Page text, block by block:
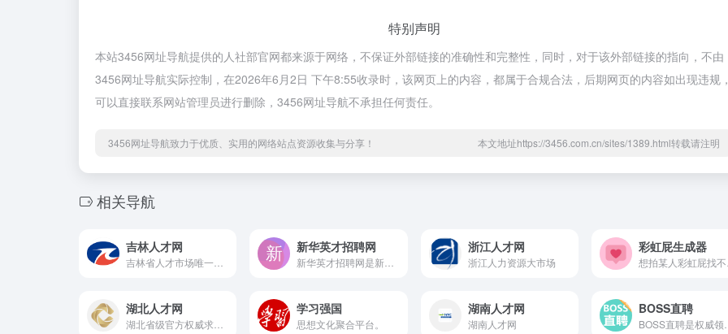
特别声明
本站3456网址导航提供的人社部官网都来源于网络，不保证外部链接的准确性和完整性，同时，对于该外部链接的指向，不由
3456网址导航实际控制，在2026年6月2日 下午8:55收录时，该网页上的内容，都属于合规合法，后期网页的内容如出现违规
可以直接联系网站管理员进行删除，3456网址导航不承担任何责任。
3456网址导航致力于优质、实用的网络站点资源收集与分享！ 本文地址https://3456.com.cn/sites/1389.html转载请注明
相关导航
吉林人才网 新华英才招聘网 浙江人才网
浙江人力资源大市场
彩虹屁生成器
湖北人才网 学习强国
思想文化聚合平台。
湖南人才网
湖南人才网
BOSS直聘